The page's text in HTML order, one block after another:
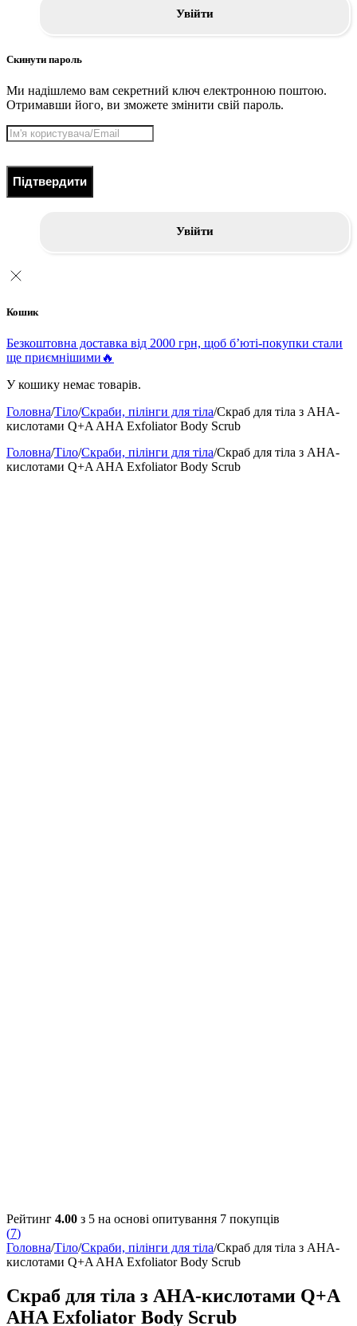
Увійти
Скинути пароль
Ми надішлемо вам секретний ключ електронною поштою.
Отримавши його, ви зможете змінити свій пароль.
Підтвердити
Увійти
Кошик
Безкоштовна доставка від 2000 грн, щоб б’юті-покупки стали
ще приємнішими🔥
У кошику немає товарів.
Головна/Тіло/Скраби, пілінги для тіла/Скраб для тіла з AHA-
кислотами Q+A AHA Exfoliator Body Scrub
Головна/Тіло/Скраби, пілінги для тіла/Скраб для тіла з AHA-
кислотами Q+A AHA Exfoliator Body Scrub
Рейтинг 4.00 з 5 на основі опитування 7 покупців
(7)
Головна/Тіло/Скраби, пілінги для тіла/Скраб для тіла з AHA-
кислотами Q+A AHA Exfoliator Body Scrub
Скраб для тіла з AHA-кислотами Q+A
AHA Exfoliator Body Scrub